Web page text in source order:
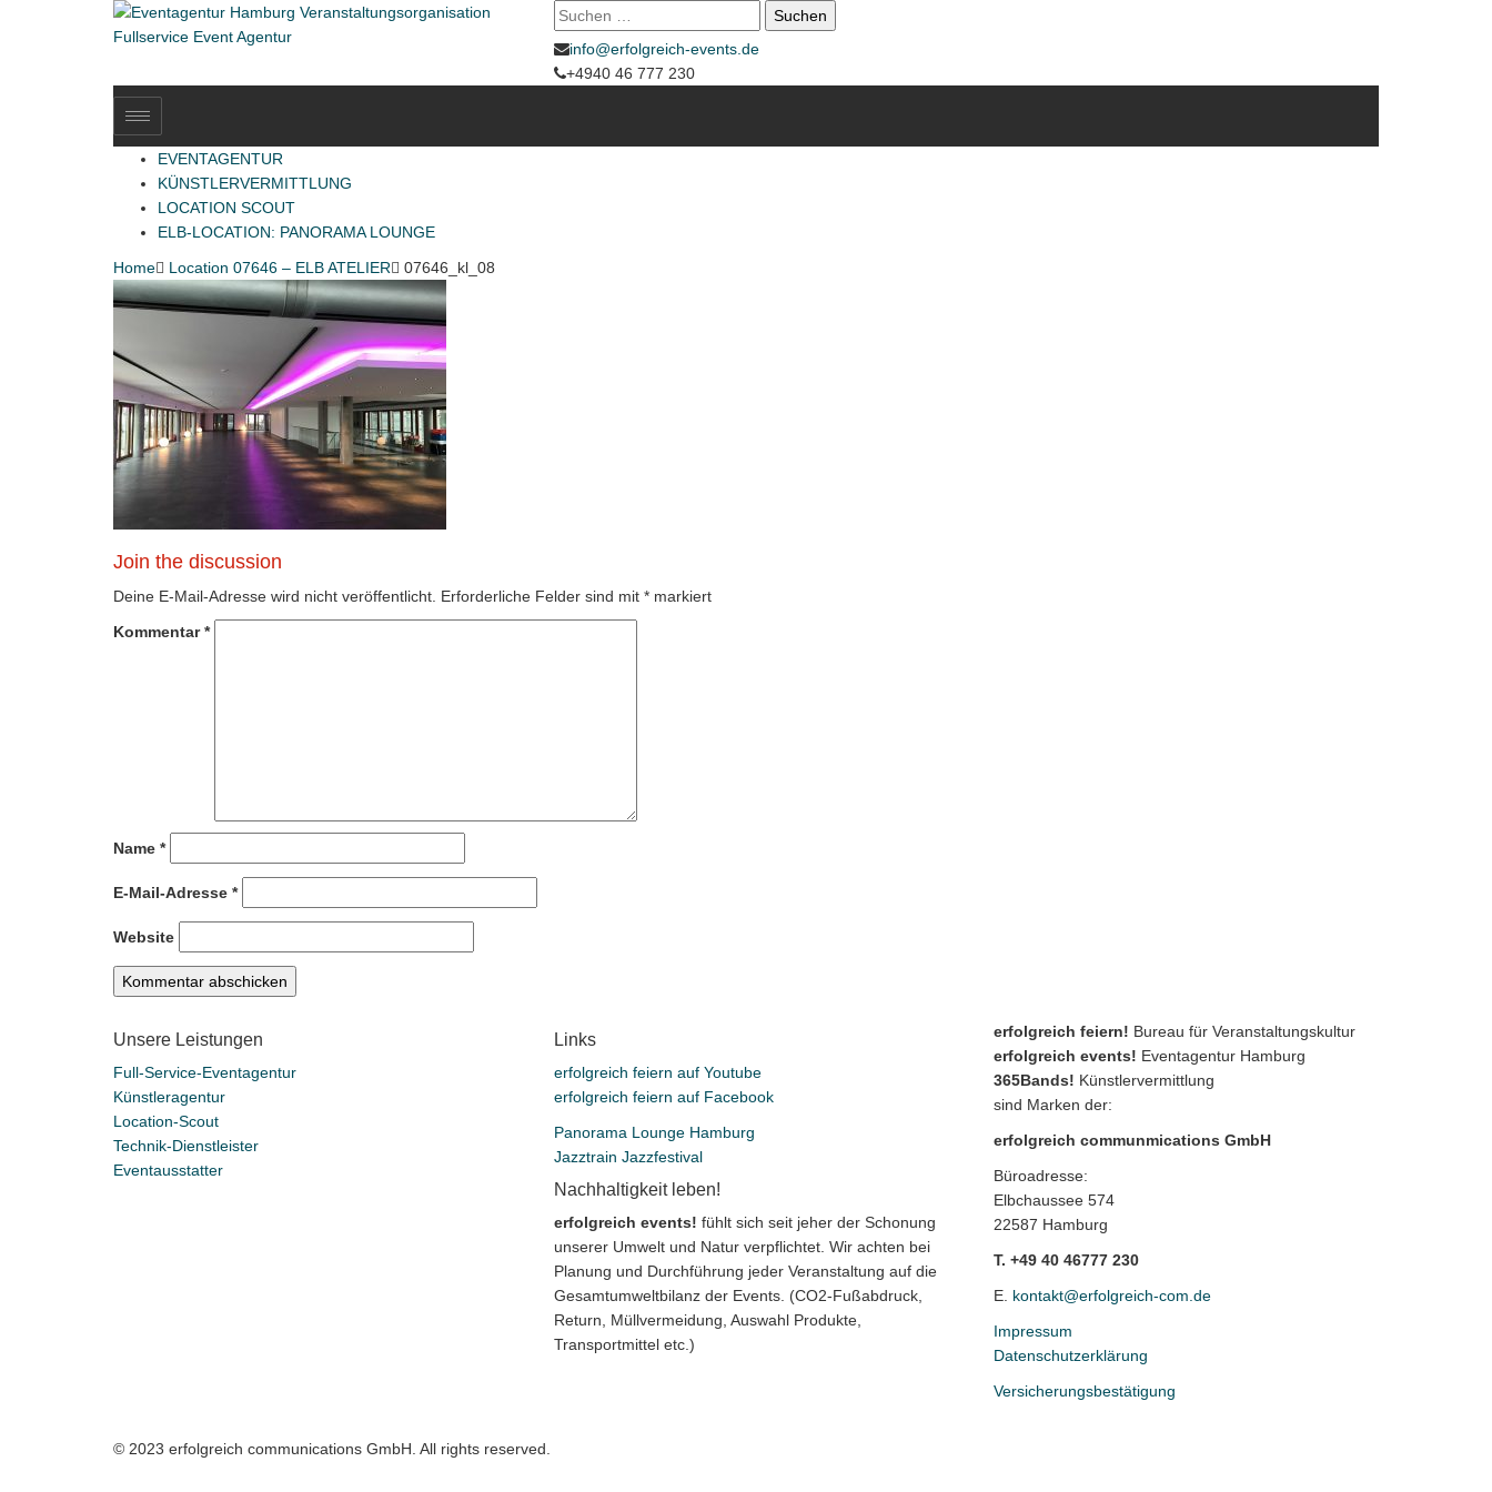
Suche
nach:
info@erfolgreich-events.de
+4940 46 777 230
EVENTAGENTUR
KÜNSTLERVERMITTLUNG
LOCATION SCOUT
ELB-LOCATION: PANORAMA LOUNGE
Home Location 07646 – ELB ATELIER 07646_kl_08
Join the discussion
Deine E-Mail-Adresse wird nicht veröffentlicht. Erforderliche Felder sind mit * markiert
Kommentar*
Name *
E-Mail-Adresse *
Website
Unsere Leistungen
Full-Service-Eventagentur
Künstleragentur
Location-Scout
Technik-Dienstleister
Eventausstatter
Links
erfolgreich feiern auf Youtube
erfolgreich feiern auf Facebook
Panorama Lounge Hamburg
Jazztrain Jazzfestival
Nachhaltigkeit leben!
erfolgreich events! fühlt sich seit jeher der Schonung
unserer Umwelt und Natur verpflichtet. Wir achten bei
Planung und Durchführung jeder Veranstaltung auf die
Gesamtumweltbilanz der Events. (CO2-Fußabdruck,
Return, Müllvermeidung, Auswahl Produkte,
Transportmittel etc.)
erfolgreich feiern! Bureau für Veranstaltungskultur
erfolgreich events! Eventagentur Hamburg
365Bands! Künstlervermittlung
sind Marken der:
erfolgreich communmications GmbH
Büroadresse:
Elbchaussee 574
22587 Hamburg
T. +49 40 46777 230
E. kontakt@erfolgreich-com.de
Impressum
Datenschutzerklärung
Versicherungsbestätigung
© 2023 erfolgreich communications GmbH. All rights reserved.